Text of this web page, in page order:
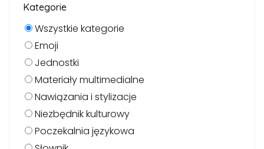
Kategorie
Wszystkie kategorie
Emoji
Jednostki
Materiały multimedialne
Nawiązania i stylizacje
Niezbędnik kulturowy
Poczekalnia językowa